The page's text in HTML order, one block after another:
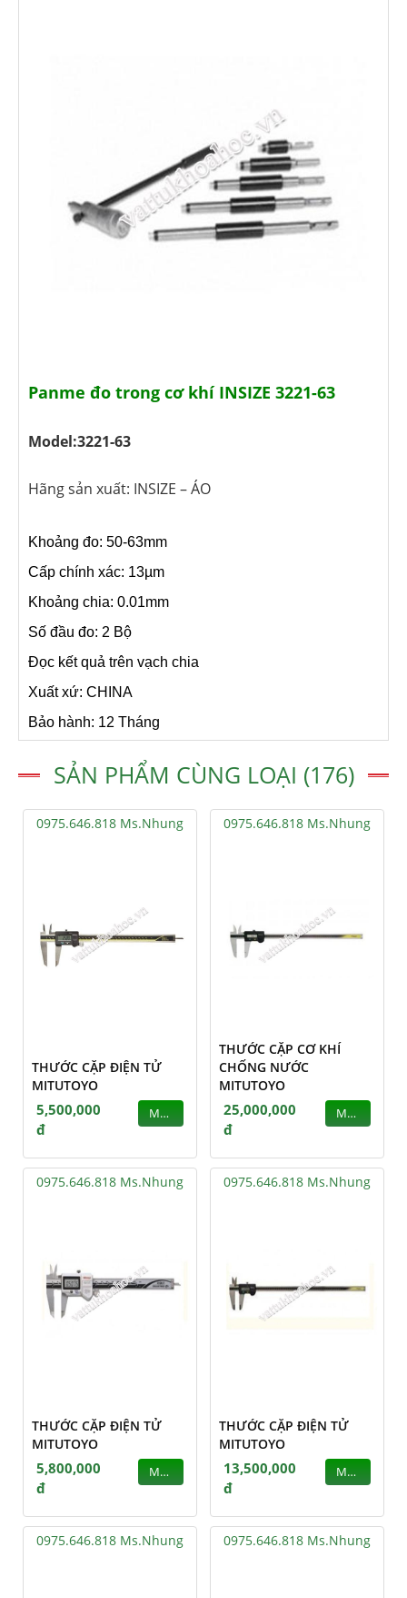
Panme đo trong cơ khí INSIZE 3221-63
Model:3221-63
Hãng sản xuất: INSIZE – ÁO
Khoảng đo: 50-63mm
Cấp chính xác: 13µm
Khoảng chia: 0.01mm
Số đầu đo: 2 Bộ
Đọc kết quả trên vạch chia
Xuất xứ: CHINA
Bảo hành: 12 Tháng
SẢN PHẨM CÙNG LOẠI (176)
0975.646.818 Ms.Nhung
THƯỚC CẶP ĐIỆN TỬ
MITUTOYO
5,500,000
đ
MUA
0975.646.818 Ms.Nhung
THƯỚC CẶP CƠ KHÍ
CHỐNG NƯỚC
MITUTOYO
25,000,000
đ
MUA
0975.646.818 Ms.Nhung
THƯỚC CẶP ĐIỆN TỬ
MITUTOYO
5,800,000
đ
MUA
0975.646.818 Ms.Nhung
THƯỚC CẶP ĐIỆN TỬ
MITUTOYO
13,500,000
đ
MUA
0975.646.818 Ms.Nhung 0975.646.818 Ms.Nhung